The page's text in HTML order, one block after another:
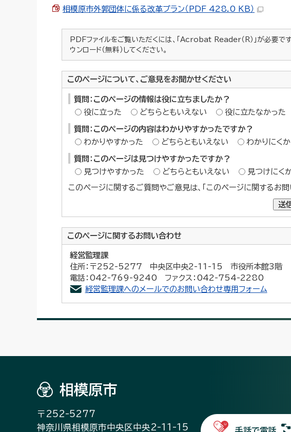
相模原市外郭団体に係る改革プラン（PDF 428.0 KB）
PDFファイルをご覧いただくには、「Acrobat Reader（R）」が必要で
ウンロード（無料）してください。
このページについて、ご意見をお聞かせください
質問：このページの情報は役に立ちましたか？
役に立った
どちらともいえない 役に立たなかった
質問：このページの内容はわかりやすかったですか？
わかりやすかった
どちらともいえない わかりにく
質問：このページは見つけやすかったですか？
見つけやすかった
どちらともいえない 見つけにく
このページに関するご質問やご意見は、「このページに関するお
送
このページに関するお問い合わせ
経営監理課
住所：〒252-5277 中央区中央2-11-15 市役所本館3階
電話：042-769-9240 ファクス：042-754-2280
経営監理課へのメールでのお問い合わせ専用フォーム
相模原市
〒252-5277
神奈川県相模原市中央区中央2-11-15